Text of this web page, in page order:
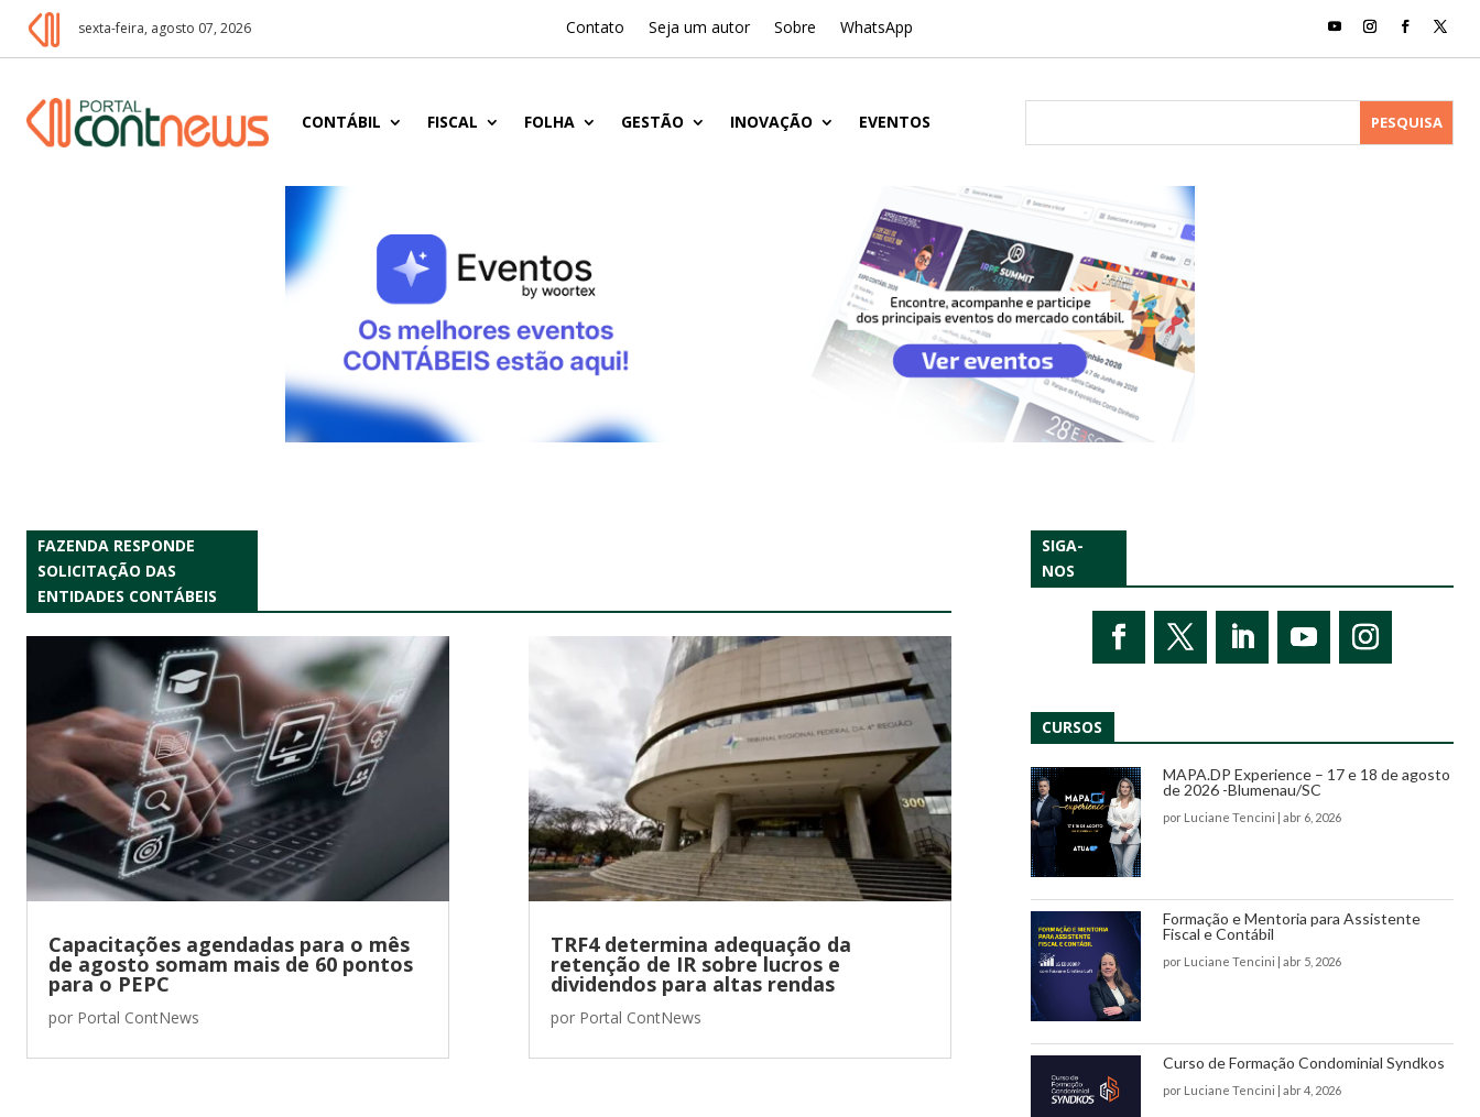
sexta-feira, agosto 07, 2026 Contato Seja um autor Sobre WhatsApp
CONTÁBIL FISCAL FOLHA GESTÃO INOVAÇÃO EVENTOS
FAZENDA RESPONDE
SOLICITAÇÃO DAS
ENTIDADES CONTÁBEIS
Capacitações agendadas para o mês
de agosto somam mais de 60 pontos
para o PEPC
por Portal ContNews
TRF4 determina adequação da
retenção de IR sobre lucros e
dividendos para altas rendas
por Portal ContNews
SIGA-
NOS
CURSOS
MAPA.DP Experience – 17 e 18 de agosto
de 2026 -Blumenau/SC
por Luciane Tencini | abr 6, 2026
Formação e Mentoria para Assistente
Fiscal e Contábil
por Luciane Tencini | abr 5, 2026
Curso de Formação Condominial Syndkos
por Luciane Tencini | abr 4, 2026